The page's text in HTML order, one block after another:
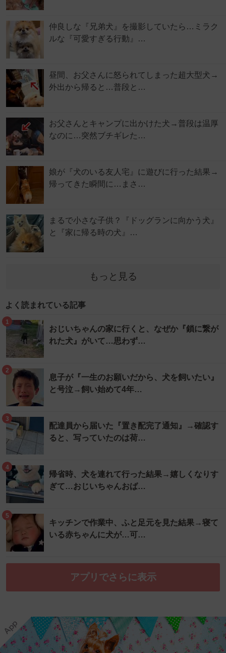
仲良しな『兄弟犬』を撮影していたら…ミラク
ルな『可愛すぎる行動』…
昼間、お父さんに怒られてしまった超大型犬→
外出から帰ると…普段と…
お父さんとキャンプに出かけた犬→普段は温厚
なのに…突然ブチギレた…
娘が『犬のいる友人宅』に遊びに行った結果→
帰ってきた瞬間に…まさ…
まるで小さな子供？『ドッグランに向かう犬』
と『家に帰る時の犬』…
もっと見る
よく読まれている記事
1
おじいちゃんの家に行くと、なぜか『鎖に繋が
れた犬』がいて…思わず…
2
息子が『一生のお願いだから、犬を飼いたい』
と号泣→飼い始めて4年…
3
配達員から届いた『置き配完了通知』→確認す
ると、写っていたのは荷…
4
帰省時、犬を連れて行った結果→嬉しくなりす
ぎて…おじいちゃんおば…
5
キッチンで作業中、ふと足元を見た結果→寝て
いる赤ちゃんに犬が…可…
アプリでさらに表示